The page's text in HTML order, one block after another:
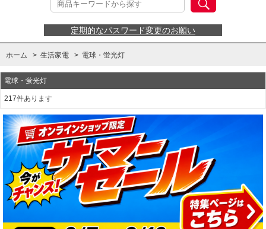
定期的なパスワード変更のお願い
ホーム > 生活家電 > 電球・蛍光灯
電球・蛍光灯
217件あります